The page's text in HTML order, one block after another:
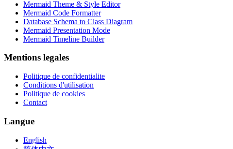
Mermaid Theme & Style Editor
Mermaid Code Formatter
Database Schema to Class Diagram
Mermaid Presentation Mode
Mermaid Timeline Builder
Mentions legales
Politique de confidentialite
Conditions d'utilisation
Politique de cookies
Contact
Langue
English